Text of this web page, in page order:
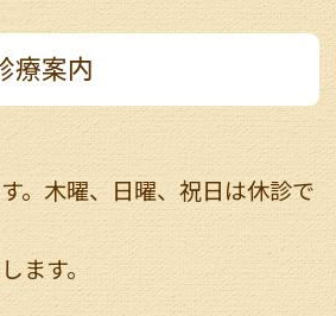
療案内
。木曜、日曜、祝日は休診で
ます。